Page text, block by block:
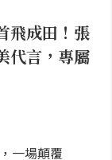
飛成田！張
代言，專屬
一場顛覆